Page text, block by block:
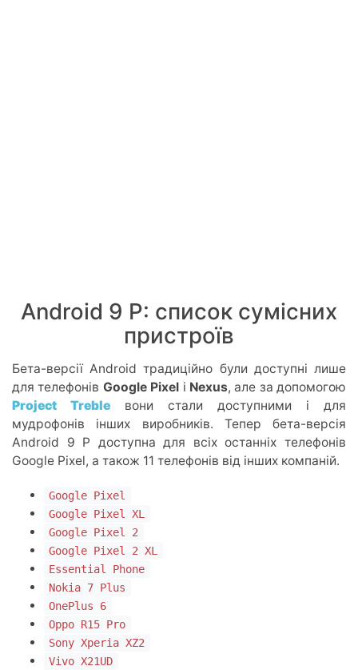
Android 9 P: список сумісних
пристроїв
Бета-версії Android традиційно були доступні лише
для телефонів Google Pixel і Nexus, але за допомогою
Project Treble вони стали доступними і для
мудрофонів інших виробників. Тепер бета-версія
Android 9 P доступна для всіх останніх телефонів
Google Pixel, а також 11 телефонів від інших компаній.
Google Pixel
Google Pixel XL
Google Pixel 2
Google Pixel 2 XL
Essential Phone
Nokia 7 Plus
OnePlus 6
Oppo R15 Pro
Sony Xperia XZ2
Vivo X21UD